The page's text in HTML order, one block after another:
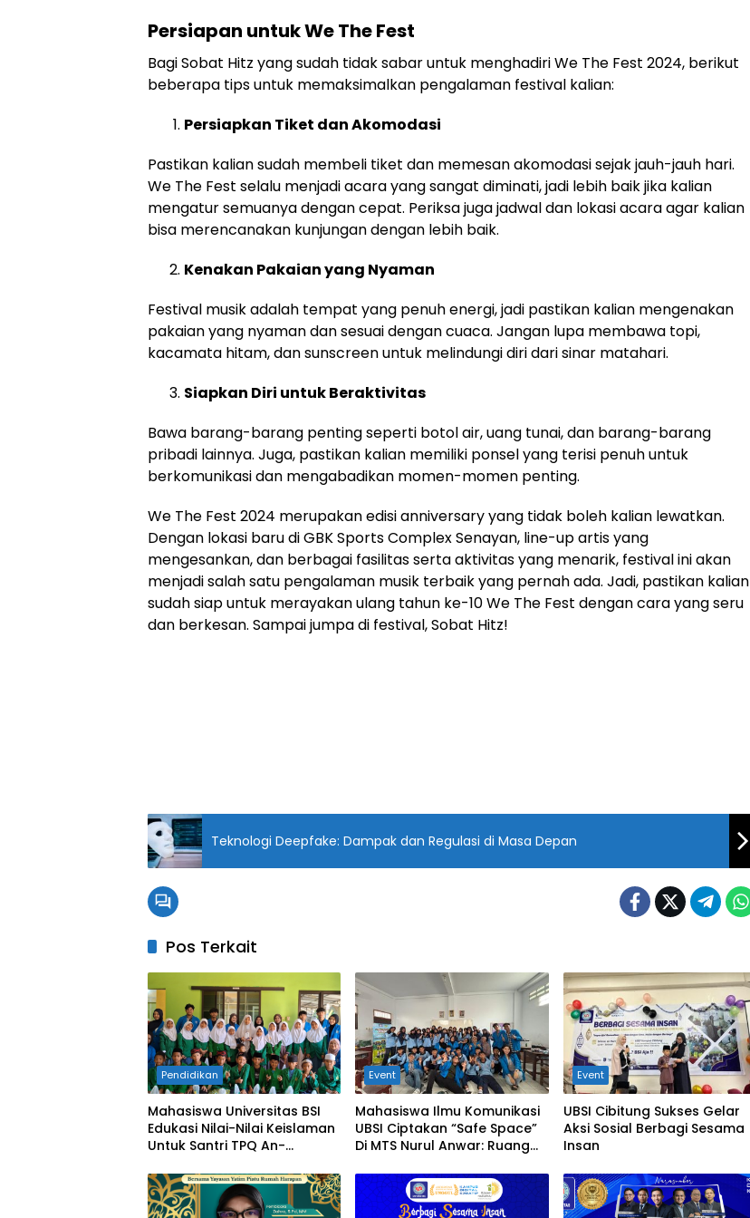
Persiapan untuk We The Fest
Bagi Sobat Hitz yang sudah tidak sabar untuk menghadiri We The Fest 2024, berikut
beberapa tips untuk memaksimalkan pengalaman festival kalian:
Persiapkan Tiket dan Akomodasi
Pastikan kalian sudah membeli tiket dan memesan akomodasi sejak jauh-jauh hari.
We The Fest selalu menjadi acara yang sangat diminati, jadi lebih baik jika kalian
mengatur semuanya dengan cepat. Periksa juga jadwal dan lokasi acara agar kalian
bisa merencanakan kunjungan dengan lebih baik.
Kenakan Pakaian yang Nyaman
Festival musik adalah tempat yang penuh energi, jadi pastikan kalian mengenakan
pakaian yang nyaman dan sesuai dengan cuaca. Jangan lupa membawa topi,
kacamata hitam, dan sunscreen untuk melindungi diri dari sinar matahari.
Siapkan Diri untuk Beraktivitas
Bawa barang-barang penting seperti botol air, uang tunai, dan barang-barang
pribadi lainnya. Juga, pastikan kalian memiliki ponsel yang terisi penuh untuk
berkomunikasi dan mengabadikan momen-momen penting.
We The Fest 2024 merupakan edisi anniversary yang tidak boleh kalian lewatkan.
Dengan lokasi baru di GBK Sports Complex Senayan, line-up artis yang
mengesankan, dan berbagai fasilitas serta aktivitas yang menarik, festival ini akan
menjadi salah satu pengalaman musik terbaik yang pernah ada. Jadi, pastikan kalian
sudah siap untuk merayakan ulang tahun ke-10 We The Fest dengan cara yang seru
dan berkesan. Sampai jumpa di festival, Sobat Hitz!
Teknologi Deepfake: Dampak dan Regulasi di Masa Depan
Pos Terkait
Pendidikan
Mahasiswa Universitas BSI
Edukasi Nilai-Nilai Keislaman
Untuk Santri TPQ An-
Event
Mahasiswa Ilmu Komunikasi
UBSI Ciptakan “Safe Space”
Di MTS Nurul Anwar: Ruang
Cegah Perundungan
Event
UBSI Cibitung Sukses Gelar
Aksi Sosial Berbagi Sesama
Insan